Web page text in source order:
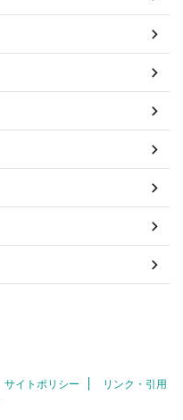
サイトポリシー
リンク・引用